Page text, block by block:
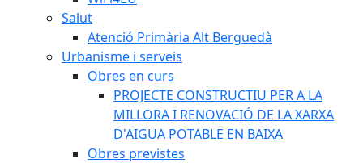
Salut
Atenció Primària Alt Berguedà
Urbanisme i serveis
Obres en curs
PROJECTE CONSTRUCTIU PER A LA
MILLORA I RENOVACIÓ DE LA XARXA
D'AIGUA POTABLE EN BAIXA
Obres previstes